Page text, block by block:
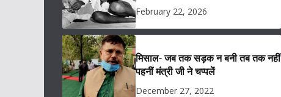
February 22, 2026
मिसाल- जब तक सड़क न बनी तब तक नहीं
पहनीं मंत्री जी ने चप्पलें
December 27, 2022